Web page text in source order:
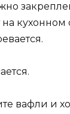
кухонном
вафли и